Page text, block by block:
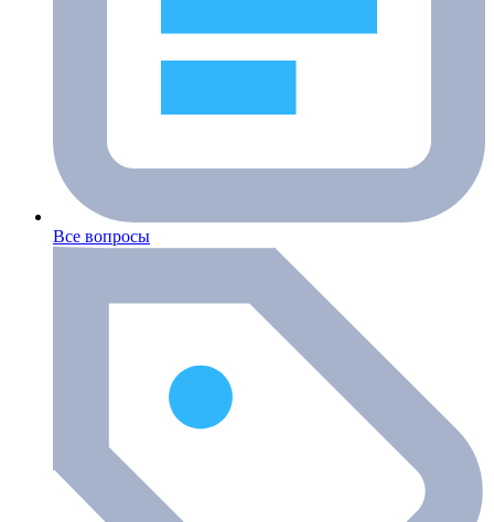
Все вопросы